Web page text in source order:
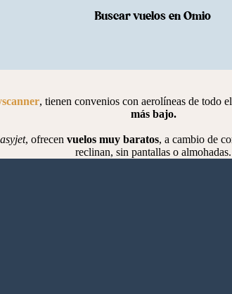
Buscar vuelos en Omio
, tienen convenios con aerolíneas de todo
más bajo.
, ofrecen vuelos muy baratos, a cambio de
reclinan, sin pantallas o almohadas.